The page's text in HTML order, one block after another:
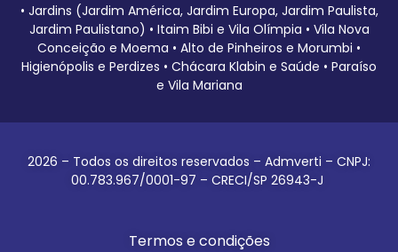
• Jardins (Jardim América, Jardim Europa, Jardim Paulista,
Jardim Paulistano) • Itaim Bibi e Vila Olímpia • Vila Nova
Conceição e Moema • Alto de Pinheiros e Morumbi •
Higienópolis e Perdizes • Chácara Klabin e Saúde • Paraíso
e Vila Mariana
2026 – Todos os direitos reservados – Admverti – CNPJ:
00.783.967/0001-97 – CRECI/SP 26943-J
Termos e condições